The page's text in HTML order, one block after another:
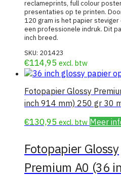
reclameprints, full colour
presentaties op te printen.
120 gram is het papier
een professionele indruk. Dit
inch breed.
SKU: 201423
€114,95 excl. btw
Fotopapier Glossy
inch 914 mm) 250 gr 30
€130,95 excl. btw Meer
Fotopapier Glossy
Premium A0 (36